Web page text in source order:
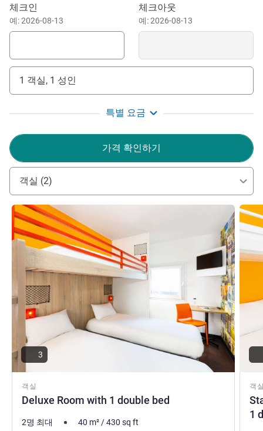
이 호텔 예약하기
체크인
예: 2026-08-13
체크아웃
예: 2026-08-13
1 객실, 1 성인
특별 요금
가격 확인하기
객실 (2)
객실
Deluxe Room with 1 double bed
세부 정보 보기
3
2명 최대 40 m²/430 sq ft
객
1
세부